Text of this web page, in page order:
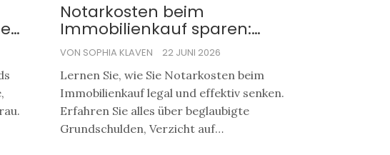
Notarkosten beim
Immobilienkauf sparen:
Konkrete Tipps zur
Vertragsoptimierung
VON SOPHIA KLAVEN 22 JUNI 2026
Lernen Sie, wie Sie Notarkosten beim
Immobilienkauf legal und effektiv senken.
Erfahren Sie alles über beglaubigte
Grundschulden, Verzicht auf